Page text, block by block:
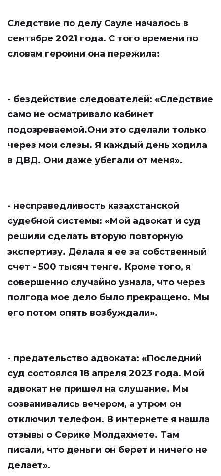
Следствие по делу Сауле началось в
сентябре 2021 года. С того времени по
словам героини она пережила:
- бездействие следователей: «Следствие
само не осматривало кабинет
подозреваемой.Они это сделали только
через мои слезы. Я каждый день ходила
в ДВД. Они даже убегали от меня».
- несправедливость казахстанской
судебной системы: «Мой адвокат и суд
решили сделать вторую повторную
экспертизу. Делала я ее за собственный
счет - 500 тысяч тенге. Кроме того, я
совершенно случайно узнала, что через
полгода мое дело было прекращено. Мы
его потом опять возбуждали».
- предательство адвоката: «Последний
суд состоялся 18 апреля 2023 года. Мой
адвокат не пришел на слушание. Мы
созванивались вечером, а утром он
отключил телефон. В интернете я нашла
отзывы о Серике Молдахмете. Там
писали, что деньги он берет и ничего не
делает».